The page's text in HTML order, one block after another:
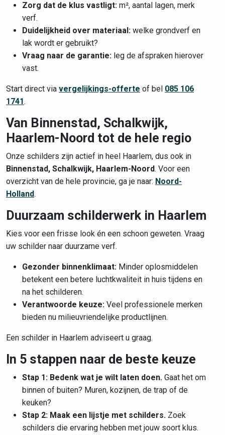
Zorg dat de klus vastligt: m², aantal lagen, merk
verf.
Duidelijkheid over materiaal: welke grondverf en
lak wordt er gebruikt?
Vraag naar de garantie: leg de afspraken hierover
vast.
Start direct via vergelijkings-offerte of bel 085 106
1741.
Van Binnenstad, Schalkwijk,
Haarlem-Noord tot de hele regio
Onze schilders zijn actief in heel Haarlem, dus ook in
Binnenstad, Schalkwijk, Haarlem-Noord. Voor een
overzicht van de hele provincie, ga je naar: Noord-
Holland.
Duurzaam schilderwerk in Haarlem
Kies voor een frisse look én een schoon geweten. Vraag
uw schilder naar duurzame verf.
Gezonder binnenklimaat: Minder oplosmiddelen
betekent een betere luchtkwaliteit in huis tijdens en
na het schilderen.
Verantwoorde keuze: Veel professionele merken
bieden nu milieuvriendelijke productlijnen.
Een schilder in Haarlem adviseert u graag.
In 5 stappen naar de beste keuze
Stap 1: Bedenk wat je wilt laten doen. Gaat het om
binnen of buiten? Muren, kozijnen, de trap of de
keuken?
Stap 2: Maak een lijstje met schilders. Zoek
schilders die ervaring hebben met jouw soort klus.